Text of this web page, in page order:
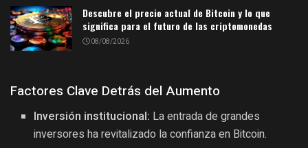
Descubre el precio actual de Bitcoin y lo que
significa para el futuro de las criptomonedas
08/08/2026
Factores Clave Detrás del Aumento
Inversión institucional: La entrada de grandes
inversores ha revitalizado la confianza en Bitcoin.